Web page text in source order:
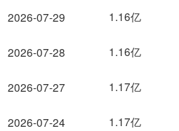
2026-07-29
2026-07-28
2026-07-27
2026-07-24
1.16亿
1.16亿
1.17亿
1.17亿